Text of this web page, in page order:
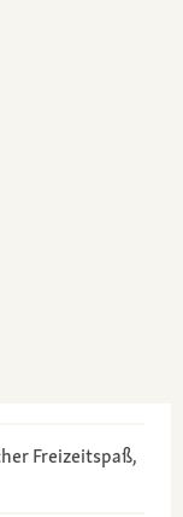
Freizeitspaß,